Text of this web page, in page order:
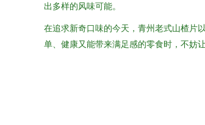
出多样的风味可能。
在追求新奇口味的今天，青州老式山楂片
单、健康又能带来满足感的零食时，不妨